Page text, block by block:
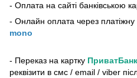
- Оплата на сайті банківською
- Онлайн оплата через платіжну
mono
- Переказ на картку
реквізити в смс / email / viber